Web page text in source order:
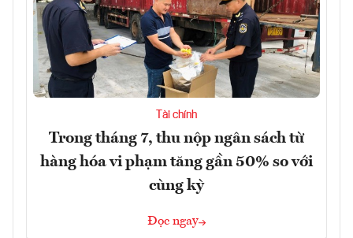
Tài chính
Trong tháng 7, thu nộp ngân sách từ
hàng hóa vi phạm tăng gần 50% so với
cùng kỳ
Đọc ngay